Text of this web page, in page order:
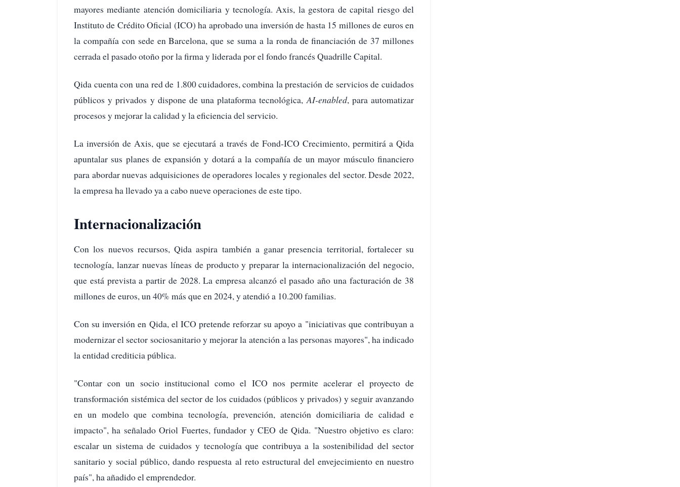
mayores mediante atención domiciliaria y tecnología. Axis, la gestora de capital riesgo del
Instituto de Crédito Oficial (ICO) ha aprobado una inversión de hasta 15 millones de euros en
la compañía con sede en Barcelona, que se suma a la ronda de financiación de 37 millones
cerrada el pasado otoño por la firma y liderada por el fondo francés Quadrille Capital.
Qida cuenta con una red de 1.800 cuidadores, combina la prestación de servicios de cuidados
públicos y privados y dispone de una plataforma tecnológica, AI-enabled, para automatizar
procesos y mejorar la calidad y la eficiencia del servicio.
La inversión de Axis, que se ejecutará a través de Fond-ICO Crecimiento, permitirá a Qida
apuntalar sus planes de expansión y dotará a la compañía de un mayor músculo financiero
para abordar nuevas adquisiciones de operadores locales y regionales del sector. Desde 2022,
la empresa ha llevado ya a cabo nueve operaciones de este tipo.
Internacionalización
Con los nuevos recursos, Qida aspira también a ganar presencia territorial, fortalecer su
tecnología, lanzar nuevas líneas de producto y preparar la internacionalización del negocio,
que está prevista a partir de 2028. La empresa alcanzó el pasado año una facturación de 38
millones de euros, un 40% más que en 2024, y atendió a 10.200 familias.
Con su inversión en Qida, el ICO pretende reforzar su apoyo a "iniciativas que contribuyan a
modernizar el sector sociosanitario y mejorar la atención a las personas mayores", ha indicado
la entidad crediticia pública.
"Contar con un socio institucional como el ICO nos permite acelerar el proyecto de
transformación sistémica del sector de los cuidados (públicos y privados) y seguir avanzando
en un modelo que combina tecnología, prevención, atención domiciliaria de calidad e
impacto", ha señalado Oriol Fuertes, fundador y CEO de Qida. "Nuestro objetivo es claro:
escalar un sistema de cuidados y tecnología que contribuya a la sostenibilidad del sector
sanitario y social público, dando respuesta al reto estructural del envejecimiento en nuestro
país", ha añadido el emprendedor.